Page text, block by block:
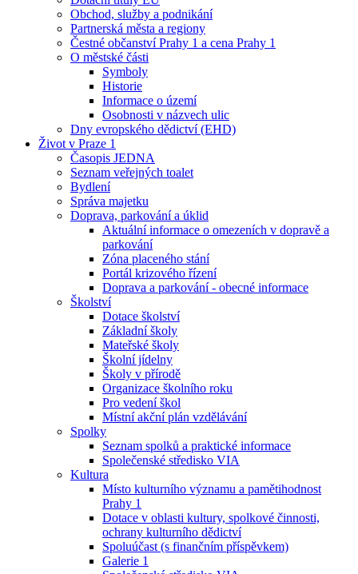
Obchod, služby a podnikání
Partnerská města a regiony
Čestné občanství Prahy 1 a cena Prahy 1
O městské části
Symboly
Historie
Informace o území
Osobnosti v názvech ulic
Dny evropského dědictví (EHD)
Život v Praze 1
Časopis JEDNA
Seznam veřejných toalet
Bydlení
Správa majetku
Doprava, parkování a úklid
Aktuální informace o omezeních v dopravě a
parkování
Zóna placeného stání
Portál krizového řízení
Doprava a parkování - obecné informace
Školství
Dotace školství
Základní školy
Mateřské školy
Školní jídelny
Školy v přírodě
Organizace školního roku
Pro vedení škol
Místní akční plán vzdělávání
Spolky
Seznam spolků a praktické informace
Společenské středisko VIA
Kultura
Místo kulturního významu a pamětihodnost
Prahy 1
Dotace v oblasti kultury, spolkové činnosti,
ochrany kulturního dědictví
Spoluúčast (s finančním příspěvkem)
Galerie 1